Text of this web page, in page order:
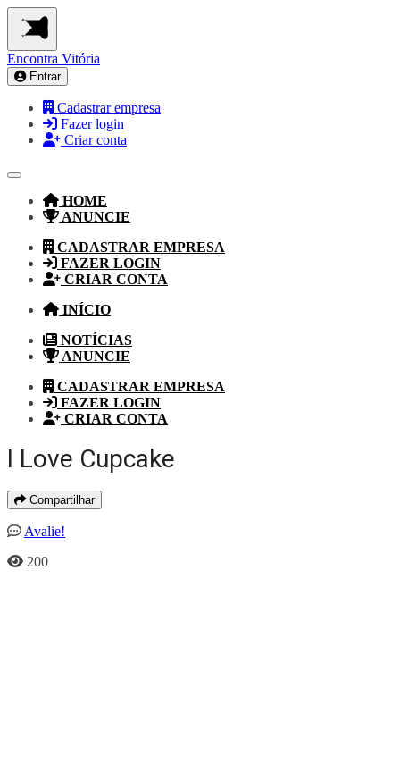
Encontra Vitória
Entrar
Cadastrar empresa
Fazer login
Criar conta
HOME
ANUNCIE
CADASTRAR EMPRESA
FAZER LOGIN
CRIAR CONTA
INÍCIO
NOTÍCIAS
ANUNCIE
CADASTRAR EMPRESA
FAZER LOGIN
CRIAR CONTA
I Love Cupcake
Compartilhar
Avalie!
200